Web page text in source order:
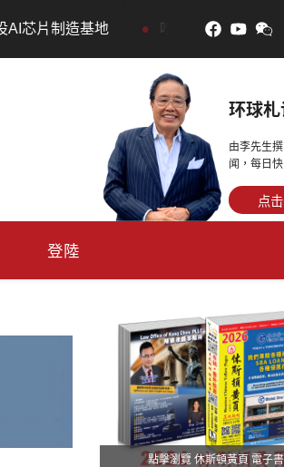
• 吃對了更年輕：花青素如何守住細胞
环球
由李先生
闻，每日
点
登陸
點擊瀏覽 休斯頓黃頁 電子書